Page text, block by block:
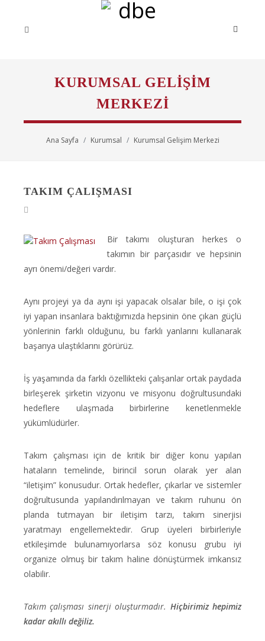
KURUMSAL GELIŞIM
MERKEZI
Ana Sayfa Kurumsal Kurumsal Gelişim Merkezi
TAKIM ÇALIŞMASI
Bir takımı oluşturan herkes o
takımın bir parçasıdır ve hepsinin
ayrı önemi/değeri vardır.
Aynı projeyi ya da aynı işi yapacak olsalar bile, o işi çok
iyi yapan insanlara baktığımızda hepsinin öne çıkan güçlü
yönlerinin farklı olduğunu, bu farklı yanlarını kullanarak
başarıya ulaştıklarını görürüz.
İş yaşamında da farklı özellikteki çalışanlar ortak paydada
birleşerek şirketin vizyonu ve misyonu doğrultusundaki
hedeflere ulaşmada birbirlerine kenetlenmekle
yükümlüdürler.
Takım çalışması için de kritik bir diğer konu yapılan
hataların temelinde, birincil sorun olarak yer alan
“iletişim” konusudur. Ortak hedefler, çıkarlar ve sistemler
doğrultusunda yapılandırılmayan ve takım ruhunu ön
planda tutmayan bir iletişim tarzı, takım sinerjisi
yaratmayı engellemektedir. Grup üyeleri birbirleriyle
etkileşimde bulunamıyorlarsa söz konusu grubu iyi
organize olmuş bir takım haline dönüştürmek imkansız
olabilir.
Takım çalışması sinerji oluşturmadır. Hiçbirimiz hepimiz
kadar akıllı değiliz.